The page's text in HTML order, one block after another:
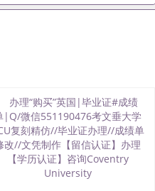
假毕业证能查出来吗
551190476国外留学文凭认证
QQ微信551190476德国留学
凭办理QQ微信551190476 网
毕业证怎么办理QQ微信
国外大学有毕业证
信551190476办理国外文凭要
可信吗QQ微信551190476学
如何办理学历认证QQ